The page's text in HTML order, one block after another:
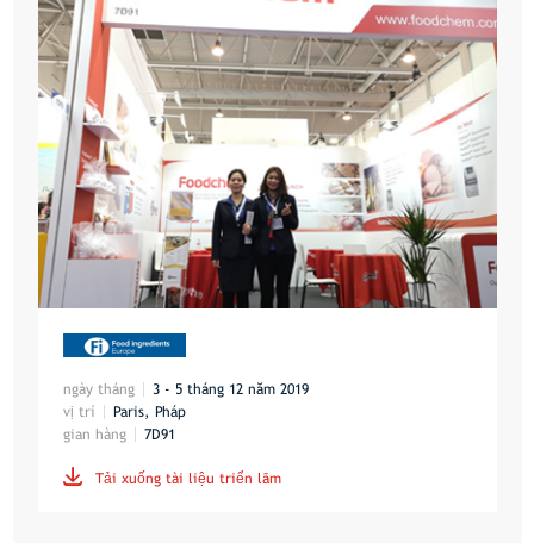
ngày tháng
3 - 5 tháng 12 năm 2019
vị trí
Paris, Pháp
gian hàng
7D91
 Tải xuống tài liệu triển lãm